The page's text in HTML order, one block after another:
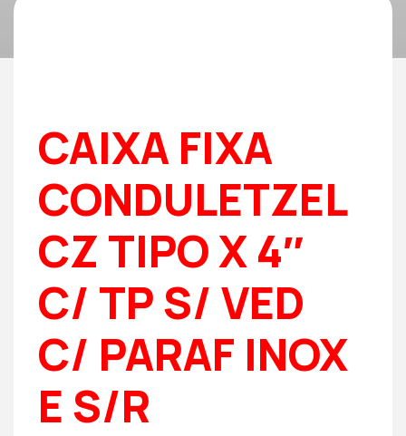
CAIXA FIXA
CONDULETZEL
CZ TIPO X 4″
C/ TP S/ VED
C/ PARAF INOX
E S/R